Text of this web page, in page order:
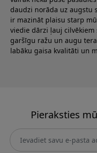
daudzi norāda uz augstu
ir mazināt plaisu starp
viedie dārzi ļauj cilvēkiem
garšīgu ražu un augu
labāku gaisa kvalitāti un
Pieraksties